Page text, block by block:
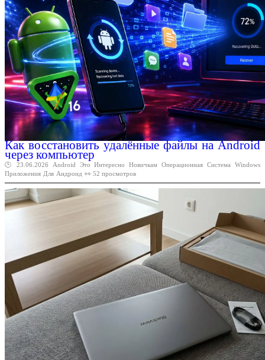
Как восстановить удалённые файлы на Android
через компьютер
🕑 23.06.2026 Android Это Интересно Новичкам Операционная Система
Windows
Приложения Для Андроид 👀 52 просмотров